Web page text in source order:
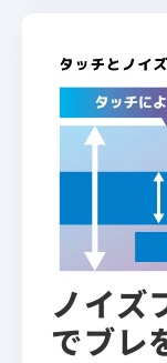
ノイズ
でブレ